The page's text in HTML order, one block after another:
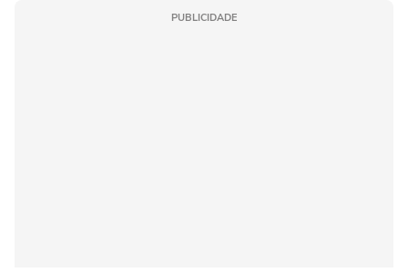
PUBLICIDADE